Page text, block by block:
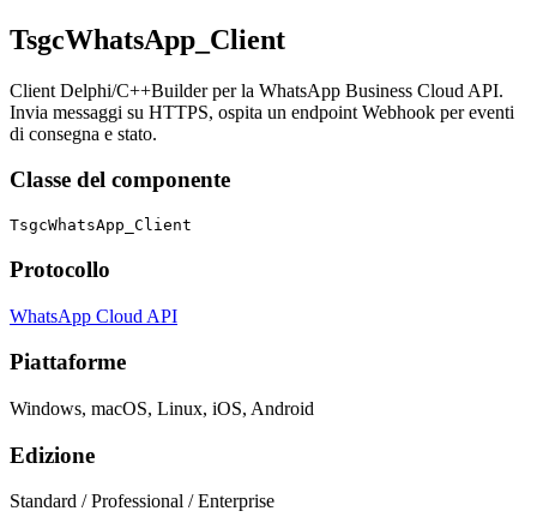
TsgcWhatsApp_Client
Client Delphi/C++Builder per la WhatsApp Business Cloud API.
Invia messaggi su HTTPS, ospita un endpoint Webhook per eventi
di consegna e stato.
Classe del componente
TsgcWhatsApp_Client
Protocollo
WhatsApp Cloud API
Piattaforme
Windows, macOS, Linux, iOS, Android
Edizione
Standard / Professional / Enterprise